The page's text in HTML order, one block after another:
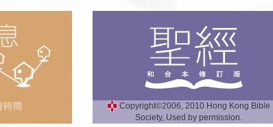
Copyright©2006, 2010 Hong Kong Bible
Society, Used by permission.